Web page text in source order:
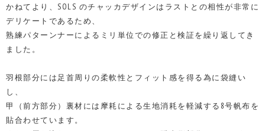
かねてより、SOLS のチャッカデザインはラストとの相性が非常に
デリケートであるため、
熟練パターンナーによるミリ単位での修正と検証を繰り返してき
ました。
羽根部分には足首周りの柔軟性とフィット感を得る為に袋縫い
し、
甲（前方部分）裏材には摩耗による生地消耗を軽減する8号帆布を
貼合わせています。